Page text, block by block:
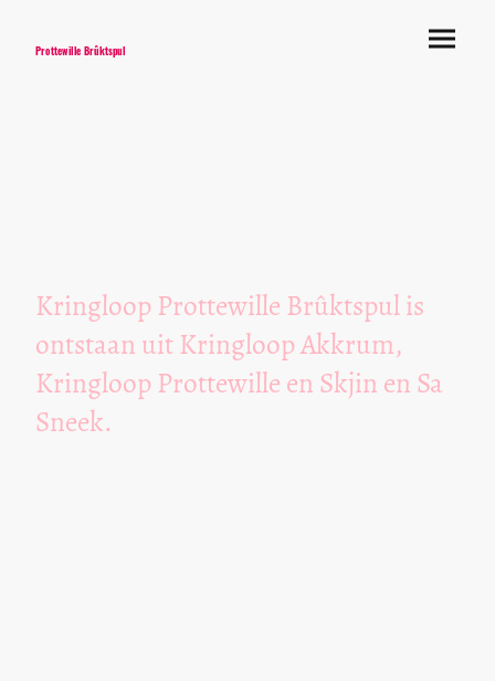
Prottewille Brûktspul
Kringloop Prottewille Brûktspul is
ontstaan uit Kringloop Akkrum,
Kringloop Prottewille en Skjin en Sa
Sneek.